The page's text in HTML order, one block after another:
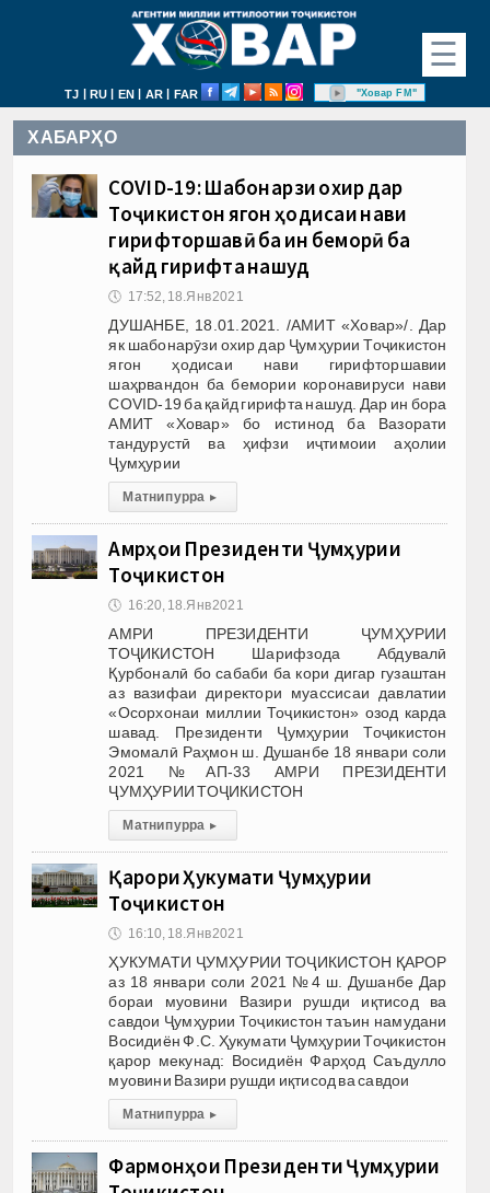
☰
TJ | RU | EN | AR | FAR "Ховар FM"
ХАБАРҲО
COVID-19: Шабонарӯзи охир дар
Тоҷикистон ягон ҳодисаи нави
гирифторшавӣ ба ин беморӣ ба
қайд гирифта нашуд
🕔 17:52, 18.Янв 2021
ДУШАНБЕ, 18.01.2021. /АМИТ «Ховар»/. Дар
як шабонарӯзи охир дар Ҷумҳурии Тоҷикистон
ягон ҳодисаи нави гирифторшавии
шаҳрвандон ба бемории коронавируси нави
COVID-19 ба қайд гирифта нашуд. Дар ин бора
АМИТ «Ховар» бо истинод ба Вазорати
тандурустӣ ва ҳифзи иҷтимоии аҳолии
Ҷумҳурии
Матни пурра ▸
Амрҳои Президенти Ҷумҳурии
Тоҷикистон
🕔 16:20, 18.Янв 2021
АМРИ ПРЕЗИДЕНТИ ҶУМҲУРИИ
ТОҶИКИСТОН Шарифзода Абдувалӣ
Қурбоналӣ бо сабаби ба кори дигар гузаштан
аз вазифаи директори муассисаи давлатии
«Осорхонаи миллии Тоҷикистон» озод карда
шавад. Президенти Ҷумҳурии Тоҷикистон
Эмомалӣ Раҳмон ш. Душанбе 18 январи соли
2021 №АП-33 АМРИ ПРЕЗИДЕНТИ
ҶУМҲУРИИ ТОҶИКИСТОН
Матни пурра ▸
Қарори Ҳукумати Ҷумҳурии
Тоҷикистон
🕔 16:10, 18.Янв 2021
ҲУКУМАТИ ҶУМҲУРИИ ТОҶИКИСТОН ҚАРОР
аз 18 январи соли 2021 №4 ш. Душанбе Дар
бораи муовини Вазири рушди иқтисод ва
савдои Ҷумҳурии Тоҷикистон таъин намудани
Восидиён Ф.С. Ҳукумати Ҷумҳурии Тоҷикистон
қарор мекунад: Восидиён Фарҳод Саъдулло
муовини Вазири рушди иқтисод ва савдои
Матни пурра ▸
Фармонҳои Президенти Ҷумҳурии